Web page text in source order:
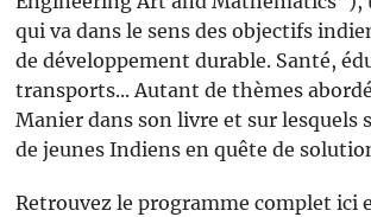
qui va dans le sens des objectifs
de développement durable. Santé,
transports... Autant de thèmes
Manier dans son livre et sur lesquels
de jeunes Indiens en quête de
Retrouvez le programme complet ici